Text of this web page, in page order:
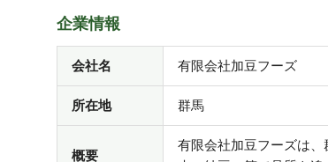
企業情報
会社名 有限会社加豆フーズ
所在地 群馬
概要
有限会社加豆フーズは